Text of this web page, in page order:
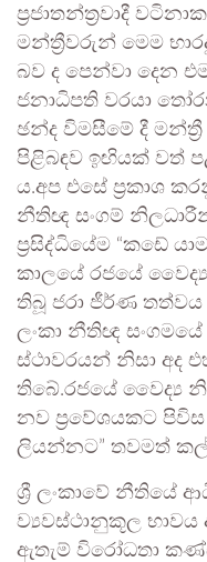
ප්‍රජාතන්ත්‍රවාදී
මන්ත්‍රීවරුන් මෙම
බව ද පෙන්වා දෙන
ජනාධිපති වරයා
ඡන්ද විමසීමේ දී
පිළිබඳව ඉඟියක් වත්
ය.අප එසේ ප්‍රකාශ
නීතිඥ සංගම්
ප්‍රසිද්ධියේම “කඩේ
කාලයේ රජයේ
තිබූ ජරා ජීර්ණ
ලංකා නීතිඥ සංගමයේ
ස්ථාවරයන් නිසා අද
තිබේ.රජයේ වෛද්‍ය
නව ප්‍රවේශයකට
ලියන්නට” තවමත් කල්
ශ්‍රී ලංකාවේ නීතියේ
ව්‍යවස්ථානුකූල
ඇතැම් විරෝධතා